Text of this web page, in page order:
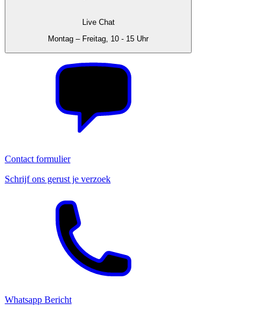
Live Chat
Montag – Freitag, 10 - 15 Uhr
Contact formulier
Schrijf ons gerust je verzoek
Whatsapp Bericht